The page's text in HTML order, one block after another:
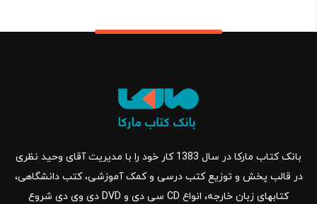
بانک کتاب مارکا در سال 1383 کار خود را با مدیریت آقای وحید نظری
در قالب پخش و توزیع کتب درسی و کمک آموزشی، کتب دانشگاهی،
کتابهای زبان خارجه، انواع CD سی دی و DVD دی وی دی شروع